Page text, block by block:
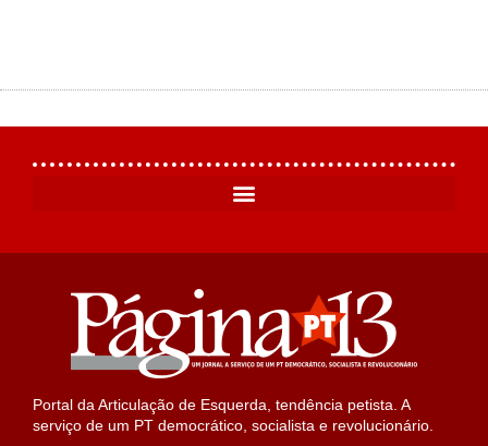
Portal da Articulação de Esquerda, tendência petista. A
serviço de um PT democrático, socialista e revolucionário.